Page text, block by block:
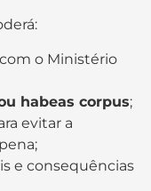
o Ministério
habeas corpus;
evitar a
e consequências